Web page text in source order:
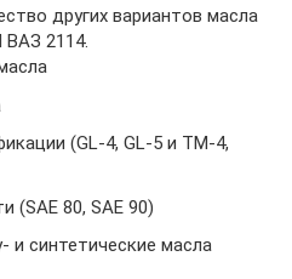
других вариантов масла
2114.
(GL-4, GL-5 и ТМ-4,
(SAE 80, SAE 90)
и синтетические масла